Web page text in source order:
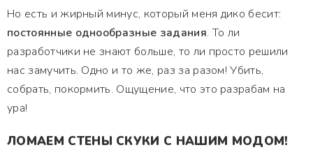
Но есть и жирный минус, который меня дико бесит:
постоянные однообразные задания. То ли
разработчики не знают больше, то ли просто решили
нас замучить. Одно и то же, раз за разом! Убить,
собрать, покормить. Ощущение, что это разрабам на
ура!
ЛОМАЕМ СТЕНЫ СКУКИ С НАШИМ МОДОМ!